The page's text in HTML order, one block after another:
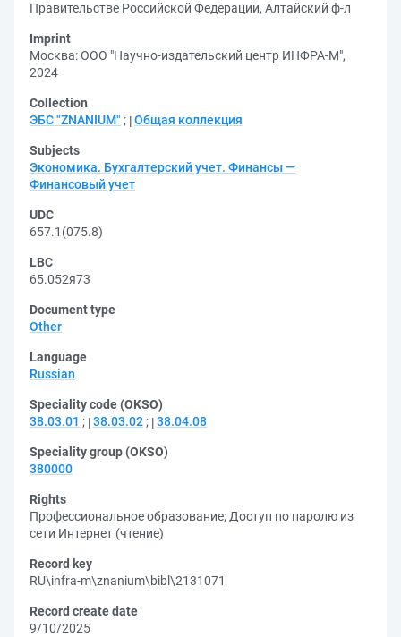
Правительстве Российской Федерации, Алтайский ф-л
Imprint
Москва: ООО "Научно-издательский центр ИНФРА-М",
2024
Collection
ЭБС "ZNANIUM" ; Общая коллекция
Subjects
Экономика. Бухгалтерский учет. Финансы —
Финансовый учет
UDC
657.1(075.8)
LBC
65.052я73
Document type
Other
Language
Russian
Speciality code (OKSO)
38.03.01 ; 38.03.02 ; 38.04.08
Speciality group (OKSO)
380000
Rights
Профессиональное образование; Доступ по паролю из
сети Интернет (чтение)
Record key
RU\infra-m\znanium\bibl\2131071
Record create date
9/10/2025